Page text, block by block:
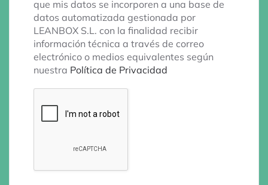
que mis datos se incorporen a una base de
datos automatizada gestionada por
LEANBOX S.L. con la finalidad recibir
información técnica a través de correo
electrónico o medios equivalentes según
nuestra Política de Privacidad